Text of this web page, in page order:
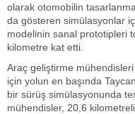
olarak otomobilin
da gösteren simülasyonlar
modelinin sanal prototipleri
kilometre kat etti.
Araç geliştirme
için yolun en başında
bir sürüş simülasyonunda
mühendisler, 20,6